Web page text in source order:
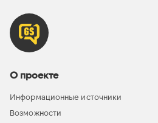
О проекте
Информационные источники
Возможности